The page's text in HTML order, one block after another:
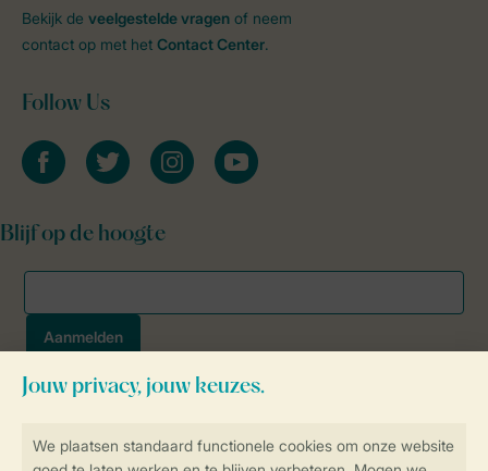
Bekijk de veelgestelde vragen of neem
contact op met het Contact Center.
Follow Us
facebooktwitter instagramyoutube
Blijf op de hoogte